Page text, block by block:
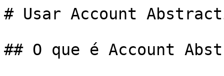
# Usar Account
## O que é Account